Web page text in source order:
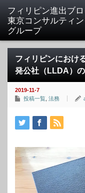
フィリピン進出ブ
東京コンサルティ
グループ
フィリピンにおけ
発公社（LLDA）
2019-11-7
投稿一覧 法務